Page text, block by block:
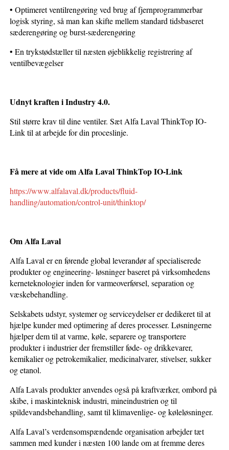
• Optimeret ventilrengøring ved brug af fjernprogrammerbar
logisk styring, så man kan skifte mellem standard tidsbaseret
sæderengøring og burst-sæderengøring
• En trykstødstæller til næsten øjeblikkeligregistrering af
ventilbevægelser
Udnyt kraften i Industry 4.0.
Stil større krav til dine ventiler. Sæt Alfa Laval ThinkTop IO-
Link til at arbejde for din proceslinje.
Få mere at vide om Alfa Laval ThinkTop IO-Link
https://www.alfalaval.dk/products/fluid-
handling/automation/control-unit/thinktop/
Om Alfa Laval
Alfa Laval er en førende global leverandør af specialiserede
produkter og engineering- løsninger baseret på virksomhedens
kerneteknologier inden for varmeoverførsel, separation og
væskebehandling.
Selskabets udstyr, systemer og serviceydelser er dedikeret til at
hjælpe kunder med optimering af deres processer. Løsningerne
hjælper dem til at varme, køle, separere og transportere
produkter i industrier der fremstiller føde- og drikkevarer,
kemikalier og petrokemikalier, medicinalvarer, stivelser, sukker
og etanol.
Alfa Lavals produkter anvendes også på kraftværker, ombord på
skibe, i maskinteknisk industri, mineindustrien og til
spildevandsbehandling, samt til klimavenlige- og køleløsninger.
Alfa Laval’s verdensomspændende organisation arbejder tæt
sammen med kunder i næsten 100 lande om at fremme deres